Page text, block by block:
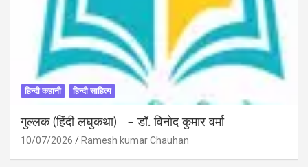
हिन्दी कहानी हिन्दी साहित्य
गुल्लक (हिंदी लघुकथा) – डॉ. विनोद कुमार वर्मा
10/07/2026 Ramesh kumar Chauhan